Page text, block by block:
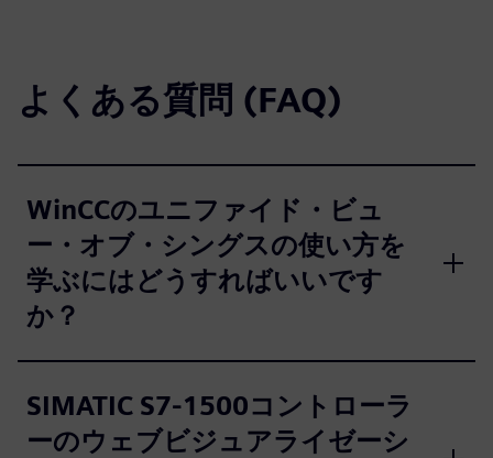
よくある質問 (FAQ)
WinCCのユニファイド・ビュ
ー・オブ・シングスの使い方を
学ぶにはどうすればいいです
か？
SIMATIC S7-1500コントローラ
ーのウェブビジュアライゼーシ